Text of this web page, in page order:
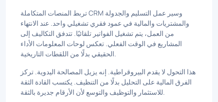
تربط المنصات المتكاملة CRM وسير عمل التسليم والجدولة
والمشتريات والمالية في عمود فقري تشغيلي واحد. عند الانتهاء
من العمل، يتم تشغيل الفواتير تلقائيًا. تتدفق التكاليف إلى
المشاريع في الوقت الفعلي. تعكس لوحات المعلومات الأداء
الحقيقي بدلًا من اللقطات التاريخية.
هذا التحول لا يقدم البيروقراطية. إنه يزيل المصالحة اليدوية. تركز
الفرق المالية على التحليل بدلًا من التنظيف. يكتسب القادة الثقة
للاستثمار والتوظيف والتوسع لأن الأرقام جديرة بالثقة.